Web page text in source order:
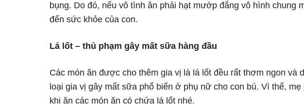
bụng. Do đó, nếu vô tình ăn phải hạt mướp đắng vô hình chung
đến sức khỏe của con.
Lá lốt – thủ phạm gây mất sữa hàng đầu
Các món ăn được cho thêm gia vị là lá lốt đều rất thơm ngon và
loại gia vị gây mất sữa phổ biến ở phụ nữ cho con bú. Vì thế,
khi ăn các món ăn có chứa lá lốt nhé.